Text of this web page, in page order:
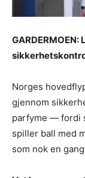
Norges
gjennom
parfyme — fordi
spiller ball med
som nok en